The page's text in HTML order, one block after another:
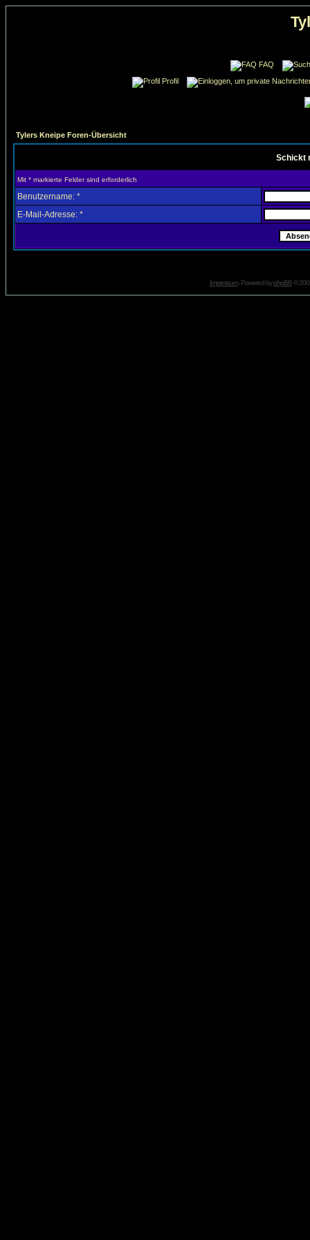
FAQ
Profil
Tylers Kneipe Foren-Übersicht
Schickt
Mit * markierte Felder sind erforderlich
Benutzername: *
E-Mail-Adresse: *
Impressum. Powered byphpBB©